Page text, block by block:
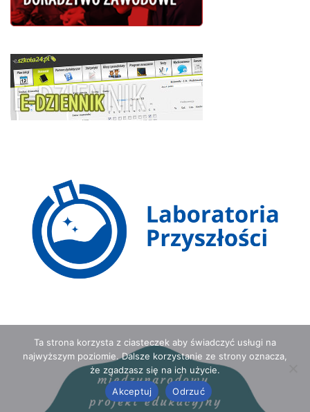
Ta strona korzysta z ciasteczek aby świadczyć usługi na
najwyższym poziomie. Dalsze korzystanie ze strony oznacza,
że zgadzasz się na ich użycie.
Akceptuj
Odrzuć